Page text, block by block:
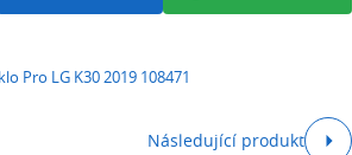
Pro LG K30 2019 108471
Následující produkt